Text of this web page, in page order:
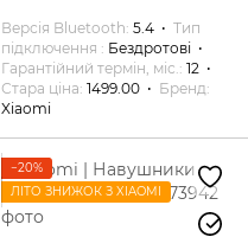
Версія Bluetooth 5.4
Тип
підключення
Бездротові
Гарантійний термін, міс. 12
Стара ціна 1499.00
Бренд
Xiaomi
−20%
ЛІТО ЗНИЖОК З XIAOMI